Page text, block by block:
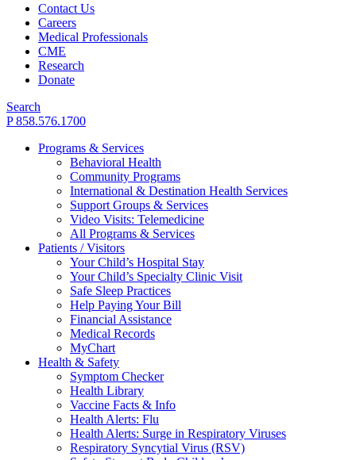
Contact Us
Careers
Medical Professionals
CME
Research
Donate
Search
P 858.576.1700
Programs & Services
Behavioral Health
Community Programs
International & Destination Health Services
Support Groups & Services
Video Visits: Telemedicine
All Programs & Services
Patients / Visitors
Your Child’s Hospital Stay
Your Child’s Specialty Clinic Visit
Safe Sleep Practices
Help Paying Your Bill
Financial Assistance
Medical Records
MyChart
Health & Safety
Symptom Checker
Health Library
Vaccine Facts & Info
Health Alerts: Flu
Health Alerts: Surge in Respiratory Viruses
Respiratory Syncytial Virus (RSV)